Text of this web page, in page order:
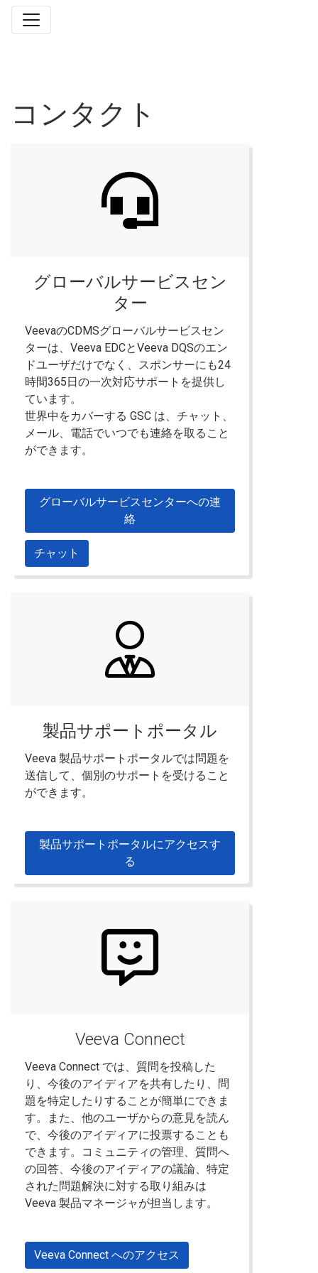
コンタクト
グローバルサービスセン
ター
VeevaのCDMSグローバルサービスセン
ターは、Veeva EDCとVeeva DQSのエン
ドユーザだけでなく、スポンサーにも24
時間365日の一次対応サポートを提供し
ています。
世界中をカバーする GSC は、チャット、
メール、電話でいつでも連絡を取ること
ができます。
グローバルサービスセンターへの連
絡
チャット
製品サポートポータル
Veeva 製品サポートポータルでは問題を
送信して、個別のサポートを受けること
ができます。
製品サポートポータルにアクセスす
る
Veeva Connect
Veeva Connect では、質問を投稿した
り、今後のアイディアを共有したり、問
題を特定したりすることが簡単にできま
す。また、他のユーザからの意見を読ん
で、今後のアイディアに投票することも
できます。コミュニティの管理、質問へ
の回答、今後のアイディアの議論、特定
された問題解決に対する取り組みは
Veeva 製品マネージャが担当します。
Veeva Connect へのアクセス